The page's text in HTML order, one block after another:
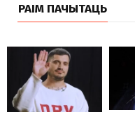
РАІМ ПАЧЫТАЦЬ